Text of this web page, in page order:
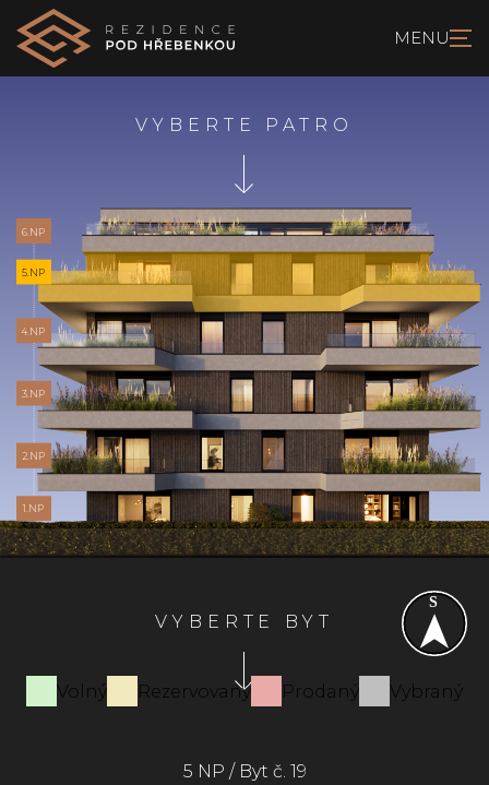
VYBERTE PATRO
6.NP
5.NP
4.NP
3.NP
2.NP
1.NP
VYBERTE BYT
Volný Rezervovaný Prodaný Vybraný
5 NP / Byt č. 19